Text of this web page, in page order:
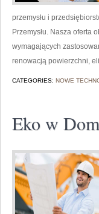
przemysłu i
Przemysłu. Nasza oferta
wymagających
renowacją powierzchni,
CATEGORIES: NOWE
Eko w